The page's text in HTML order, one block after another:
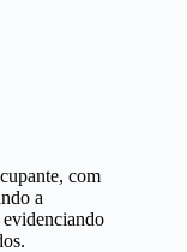
com
a